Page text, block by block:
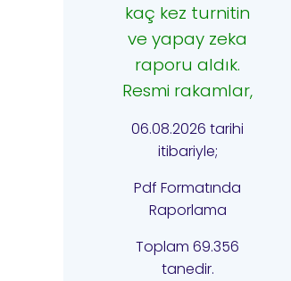
kaç kez turnitin
ve yapay zeka
raporu aldık.
Resmi rakamlar,
06.08.2026 tarihi
itibariyle;
Pdf Formatında
Raporlama
Toplam 69.356
tanedir.